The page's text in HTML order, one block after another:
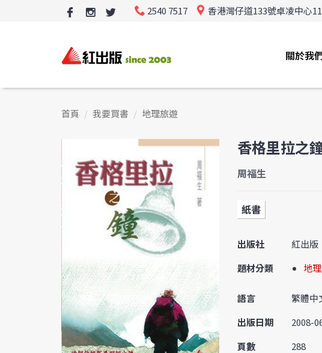
2540 7517 香港灣仔道133號卓凌中心
關於我
首頁 我要買書 地理旅遊
香格里拉之
周福生
紙書
出版社
紅出版
題材分類
地
語言
繁體中
出版日期
2008-
頁數
288